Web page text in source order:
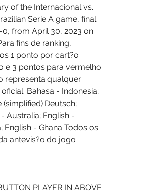
of the Internacional vs.
Serie A game, final
0, from April 30, 2023 on
fins de ranking,
1 ponto por cart?o
e 3 pontos para vermelho.
representa qualquer
Bahasa - Indonesia;
(simplified) Deutsch;
Australia; English -
English - Ghana Todos os
antevis?o do jogo
PLAYER IN ABOVE